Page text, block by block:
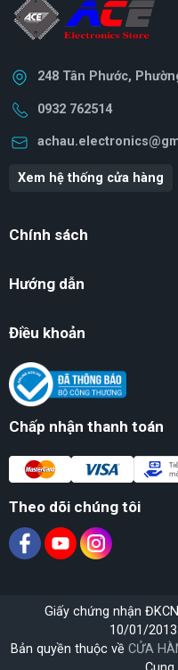
248 Tân Phước,
0932 762514
Xem hệ thống cửa hàng
Chính sách
Hướng dẫn
Điều khoản
Chấp nhận thanh toán
Theo dõi chúng tôi
Bản quyền thuộc về CỬA
Giấy chứng nhận
10/01/2013